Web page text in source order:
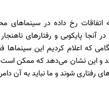
اتفاقات رخ داده در
آنجا پایکوبی و رفتارهای
که اعلام کردیم این سینماها
و این نشان می‌دهد که ممکن است
رفتاری شوند و ما نباید به آن